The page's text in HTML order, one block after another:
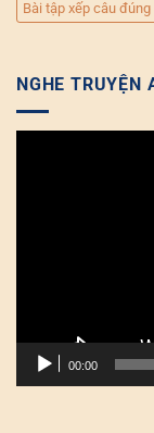
Bài tập xếp câu đúng
NGHE TRUYỆN
00:00